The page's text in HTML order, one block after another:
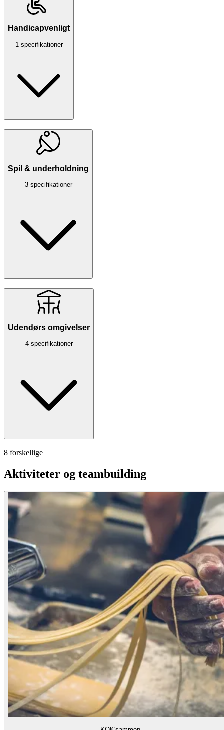
Handicapvenligt
1 specifikationer
Spil & underholdning
3 specifikationer
Udendørs omgivelser
4 specifikationer
8 forskellige
Aktiviteter og teambuilding